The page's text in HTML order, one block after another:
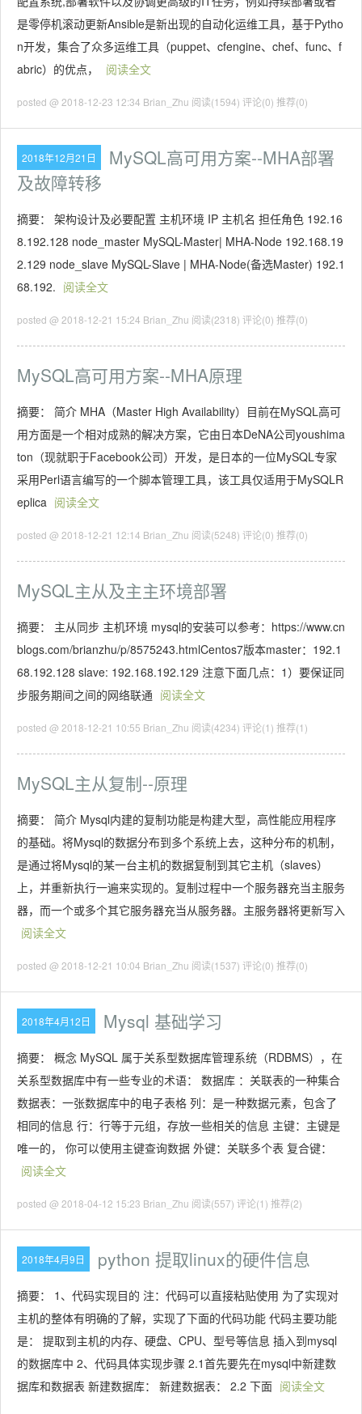
是零停机滚动更新Ansible是新出现的自动化运维工具，基于Pytho
n开发，集合了众多运维工具（puppet、cfengine、chef、func、f
abric）的优点，
阅读全文
posted @ 2018-12-23 12:34 Brian_Zhu 阅读(1594) 评论(0) 推荐(0)
2018年12月21日
MySQL高可用方案--MHA部署
及故障转移
摘要： 架构设计及必要配置 主机环境 IP 主机名 担任角色 192.16
8.192.128 node_master MySQL-Master| MHA-Node 192.168.19
2.129 node_slave MySQL-Slave | MHA-Node(备选Master) 192.1
68.192. 阅读全文
posted @ 2018-12-21 15:24 Brian_Zhu 阅读(2318) 评论(0) 推荐(0)
MySQL高可用方案--MHA原理
摘要： 简介 MHA（Master High Availability）目前在MySQL高可
用方面是一个相对成熟的解决方案，它由日本DeNA公司youshima
ton（现就职于Facebook公司）开发，是日本的一位MySQL专家
采用Perl语言编写的一个脚本管理工具，该工具仅适用于MySQLR
eplica 阅读全文
posted @ 2018-12-21 12:14 Brian_Zhu 阅读(5248) 评论(0) 推荐(0)
MySQL主从及主主环境部署
摘要： 主从同步 主机环境 mysql的安装可以参考：https://www.cn
blogs.com/brianzhu/p/8575243.htmlCentos7版本master：192.1
68.192.128 slave: 192.168.192.129 注意下面几点：1）要保证同
步服务期间之间的网络联通 阅读全文
posted @ 2018-12-21 10:55 Brian_Zhu 阅读(4234) 评论(1) 推荐(1)
MySQL主从复制--原理
摘要： 简介 Mysql内建的复制功能是构建大型，高性能应用程序
的基础。将Mysql的数据分布到多个系统上去，这种分布的机制，
是通过将Mysql的某一台主机的数据复制到其它主机（slaves）
上，并重新执行一遍来实现的。复制过程中一个服务器充当主服务
器，而一个或多个其它服务器充当从服务器。主服务器将更新写入
阅读全文
posted @ 2018-12-21 10:04 Brian_Zhu 阅读(1537) 评论(0) 推荐(0)
2018年4月12日 Mysql 基础学习
摘要： 概念 MySQL 属于关系型数据库管理系统（RDBMS），在
关系型数据库中有一些专业的术语： 数据库 ：关联表的一种集合
数据表：一张数据库中的电子表格 列：是一种数据元素，包含了
相同的信息 行：行等于元组，存放一些相关的信息 主键：主键是
唯一的， 你可以使用主键查询数据 外键：关联多个表 复合键：
阅读全文
posted @ 2018-04-12 15:23 Brian_Zhu 阅读(557) 评论(1) 推荐(2)
2018年4月9日 python 提取linux的硬件信息
摘要： 1、代码实现目的 注：代码可以直接粘贴使用 为了实现对
主机的整体有明确的了解，实现了下面的代码功能 代码主要功能
是： 提取到主机的内存、硬盘、CPU、型号等信息 插入到mysql
的数据库中 2、代码具体实现步骤 2.1首先要先在mysql中新建数
据库和数据表 新建数据库： 新建数据表： 2.2 下面 阅读全文